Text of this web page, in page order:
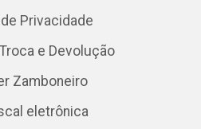
Privacidade
e Devolução
Zamboneiro
eletrônica